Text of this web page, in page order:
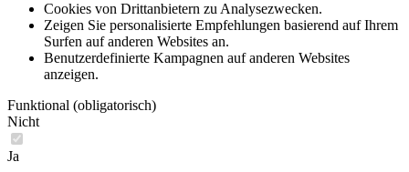
Cookies von Drittanbietern zu Analysezwecken.
Zeigen Sie personalisierte Empfehlungen basierend auf Ihrem
Surfen auf anderen Websites an.
Benutzerdefinierte Kampagnen auf anderen Websites
anzeigen.
Funktional (obligatorisch)
Nicht
Ja